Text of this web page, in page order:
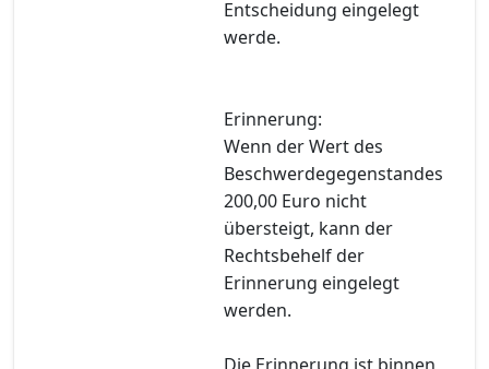
Entscheidung eingelegt
werde.
Erinnerung:
Wenn der Wert des
Beschwerdegegenstandes
200,00 Euro nicht
übersteigt, kann der
Rechtsbehelf der
Erinnerung eingelegt
werden.